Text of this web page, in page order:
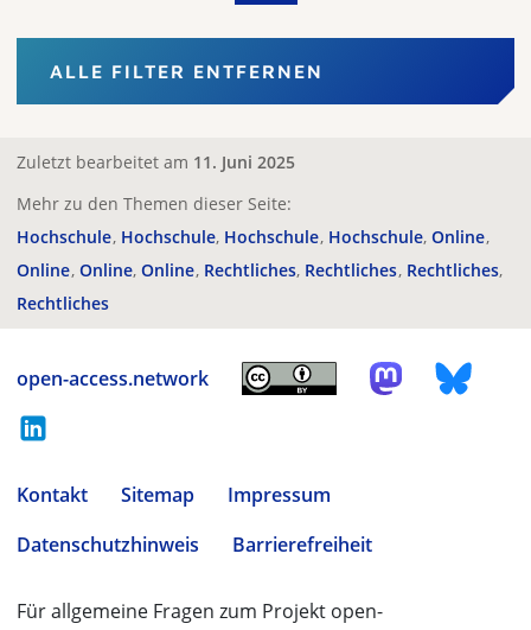
ALLE FILTER ENTFERNEN
Zuletzt bearbeitet am 11. Juni 2025
Mehr zu den Themen dieser Seite:
Hochschule Hochschule Hochschule Hochschule Online
Online Online Online Rechtliches Rechtliches Rechtliches
Rechtliches
open-access.network
Kontakt Sitemap
Impressum
Datenschutzhinweis
Barrierefreiheit
Für allgemeine Fragen zum Projekt open-